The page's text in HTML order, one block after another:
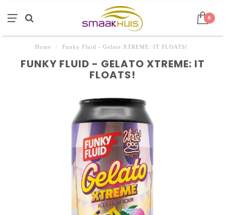
0
Home Funky Fluid - Gelato XTREME: IT FLOATS!
FUNKY FLUID - GELATO XTREME: IT
FLOATS!